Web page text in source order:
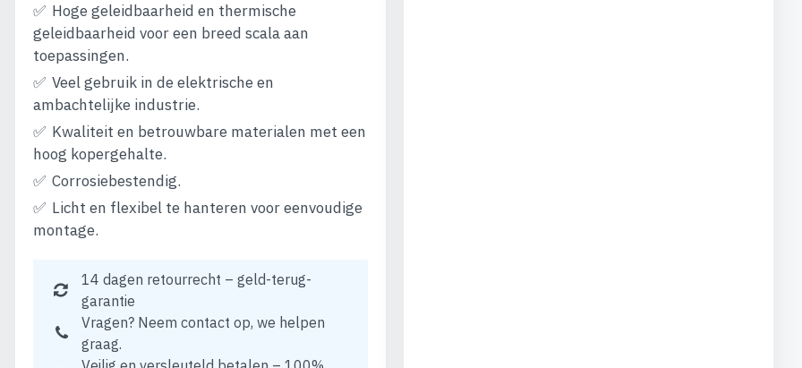
Hoge geleidbaarheid en thermische
geleidbaarheid voor een breed scala aan
toepassingen.
Veel gebruik in de elektrische en
ambachtelijke industrie.
Kwaliteit en betrouwbare materialen met een
hoog kopergehalte.
Corrosiebestendig.
Licht en flexibel te hanteren voor eenvoudige
montage.
14 dagen retourrecht – geld-terug-
garantie
Vragen? Neem contact op, we helpen
graag.